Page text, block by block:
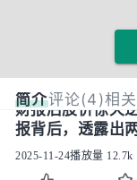
简介评论(4)相
财报后股价惊天
报背后，透露出
2025-11-24播放量 12.7k